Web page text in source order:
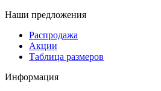
Наши предложения
Распродажа
Акции
Таблица размеров
Информация